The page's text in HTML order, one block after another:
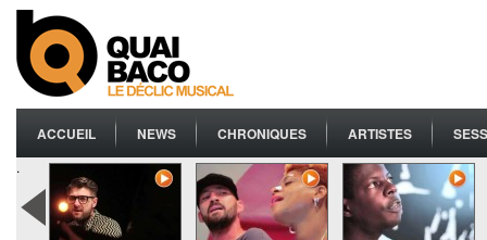
ACCUEIL NEWS CHRONIQUES ARTISTES
.